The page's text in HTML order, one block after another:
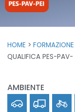
HOME FORMAZIONE
QUALIFICA PES-PAV-
AMBIENTE
Car
Truck Bike